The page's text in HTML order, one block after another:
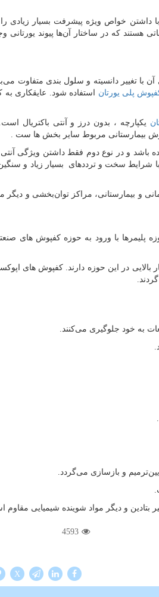
و بعد از آن این مواد با داشتن خواص ویژه پیشرفت بسیار
هستند که در ساختار آن‌ها پیوند یورتانی
با تغییر دانسیته و سلول بندی متفاوت
پلی یورتان استفاده شود. عایقکاری
یکپارچه ، بدون درز و آنتی باکتریال
بیمارستانی مربوط سایر بخش ها ست .
باشد و در نوع دوم فقط داشتن ویژگی آنتی
شرایط سخت و ترددهای بسیار زیاد و
و بیمارستانی، مراکز توان‌بخشی و دیگر
پلیمرها با ورود به حوزه کفپوش های
در این حوزه دارند. کفپوش های
به خود جلوگیری می‌کنند.
و بازسازی می‌گردد.
بتادین و دیگر مواد شوینده شیمیایی مقاوم
4593
X